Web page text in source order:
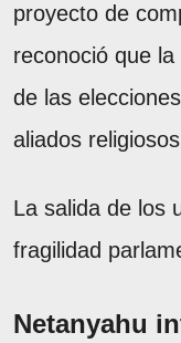
proyecto de
reconoció que
de las
aliados
La salida de los
fragilidad
Netanyahu